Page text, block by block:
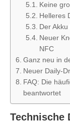
Keine
Helleres
Der
Neuer
NFC
Ganz neu in
Neuer Daily-
FAQ: Die
beantwortet
Technische